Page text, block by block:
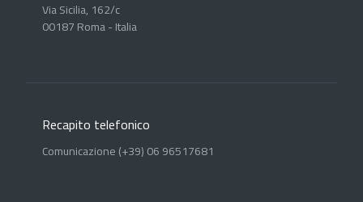
Via Sicilia, 162/c
00187 Roma - Italia
Recapito telefonico
Comunicazione (+39) 06 96517681